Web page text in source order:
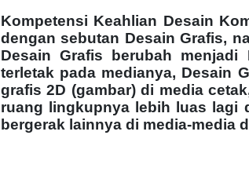
Kompetensi Keahlian Desain
dengan sebutan Desain Grafis,
Desain Grafis berubah menjadi
terletak pada medianya, Desain
grafis 2D (gambar) di media
ruang lingkupnya lebih luas lagi
bergerak lainnya di media-media